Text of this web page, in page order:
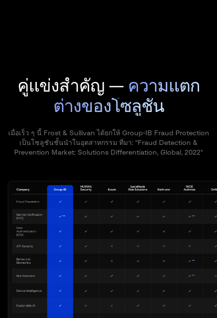
คู่แข่งสำคัญ — ความแตก
ต่างของโซลูชัน
เมื่อเร็ว ๆ นี้ Frost & Sullivan ได้ยกให้ Group-IB Fraud Protection
เป็นโซลูชันชั้นนำในอุตสาหกรรม ที่มา: "Fraud Detection &
Prevention Market: Solutions Differentiation, Global, 2022"